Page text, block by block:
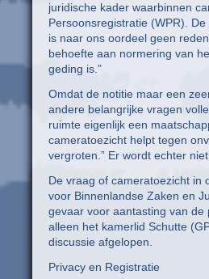
juridische kader waarbinnen
Persoonsregistratie (WPR).
is naar ons oordeel geen
behoefte aan normering van
geding is.”
Omdat de notitie maar een
andere belangrijke vragen
ruimte eigenlijk een
cameratoezicht helpt tegen
vergroten.” Er wordt echter
De vraag of cameratoezicht in
voor Binnenlandse Zaken en
gevaar voor aantasting van
alleen het kamerlid Schutte
discussie afgelopen.
Privacy en Registratie